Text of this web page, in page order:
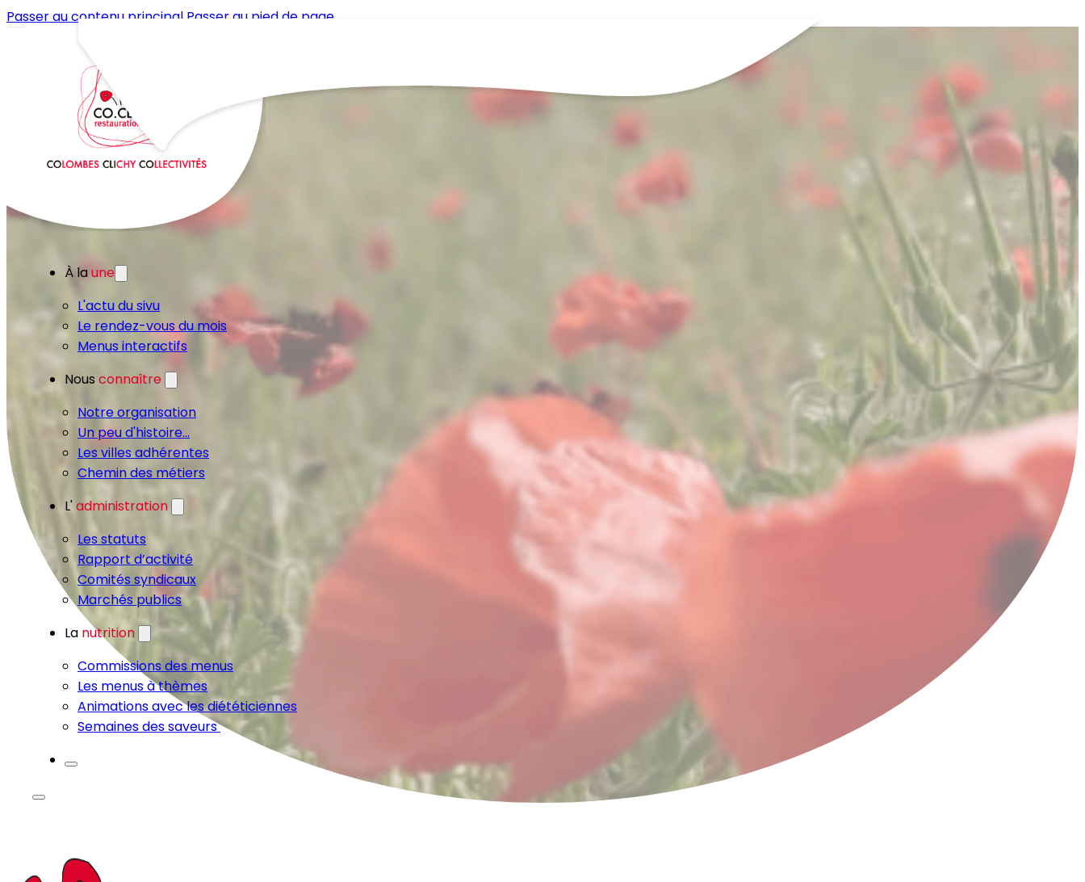
Passer au contenu principal Passer au pied de page
À laune
L'actu du sivu
Le rendez-vous du mois
Menus interactifs
Nous connaître
Notre organisation
Un peu d'histoire...
Les villes adhérentes
Chemin des métiers
L'administration
Les statuts
Rapport d’activité
Comités syndicaux
Marchés publics
La nutrition
Commissions des menus
Les menus à thèmes
Animations avec les diététiciennes
Semaines des saveurs